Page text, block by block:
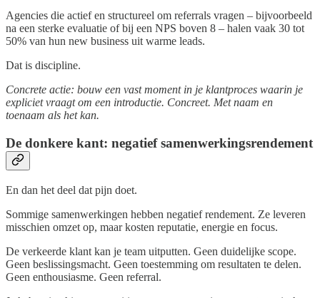
Agencies die actief en structureel om referrals vragen – bijvoorbeeld
na een sterke evaluatie of bij een NPS boven 8 – halen vaak 30 tot
50% van hun new business uit warme leads.
Dat is discipline.
Concrete actie: bouw een vast moment in je klantproces waarin je
expliciet vraagt om een introductie. Concreet. Met naam en
toenaam als het kan.
De donkere kant: negatief samenwerkingsrendement
En dan het deel dat pijn doet.
Sommige samenwerkingen hebben negatief rendement. Ze leveren
misschien omzet op, maar kosten reputatie, energie en focus.
De verkeerde klant kan je team uitputten. Geen duidelijke scope.
Geen beslissingsmacht. Geen toestemming om resultaten te delen.
Geen enthousiasme. Geen referral.